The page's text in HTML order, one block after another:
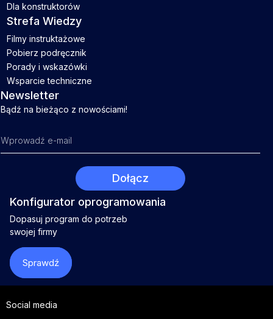
Dla konstruktorów
Strefa Wiedzy
Filmy instruktażowe
Pobierz podręcznik
Porady i wskazówki
Wsparcie techniczne
Newsletter
Bądź na bieżąco z nowościami!
Konfigurator oprogramowania
Dopasuj program do potrzeb
swojej firmy
Sprawdź
Social media